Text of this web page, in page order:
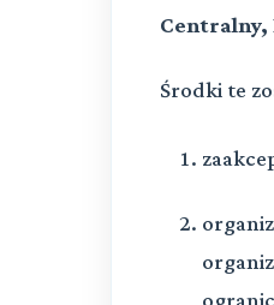
Centralny,
Środki te